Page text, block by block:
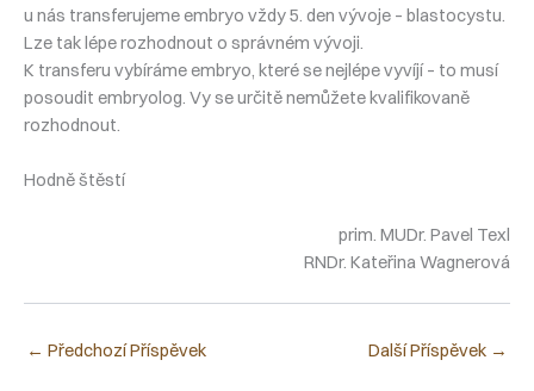
u nás transferujeme embryo vždy 5. den vývoje – blastocystu.
Lze tak lépe rozhodnout o správném vývoji.
K transferu vybíráme embryo, které se nejlépe vyvíjí – to musí
posoudit embryolog. Vy se určitě nemůžete kvalifikovaně
rozhodnout.
Hodně štěstí
prim. MUDr. Pavel Texl
RNDr. Kateřina Wagnerová
← Předchozí Příspěvek Další Příspěvek →